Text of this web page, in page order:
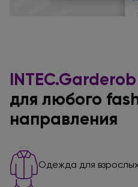
INTEC.Garderob
для любого
направления
Одежда для